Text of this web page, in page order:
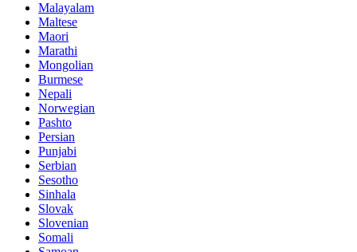
Malayalam
Maltese
Maori
Marathi
Mongolian
Burmese
Nepali
Norwegian
Pashto
Persian
Punjabi
Serbian
Sesotho
Sinhala
Slovak
Slovenian
Somali